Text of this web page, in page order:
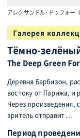
アレクサンドル･ドゥフォ
Галерея
Тёмно-
The Deep Green
Деревня Барбизон,
востоку от Парижа, и
Через произведения,
зритель отправит ...
Период